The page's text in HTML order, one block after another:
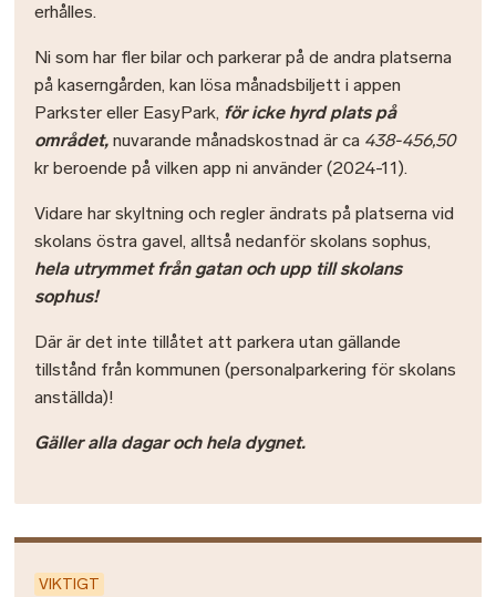
erhålles.
Ni som har fler bilar och parkerar på de andra platserna
på kaserngården, kan lösa månadsbiljett i appen
Parkster eller EasyPark, för icke hyrd plats på
området, nuvarande månadskostnad är ca 438-456,50
kr beroende på vilken app ni använder (2024-11).
Vidare har skyltning och regler ändrats på platserna vid
skolans östra gavel, alltså nedanför skolans sophus,
hela utrymmet från gatan och upp till skolans
sophus!
Där är det inte tillåtet att parkera utan gällande
tillstånd från kommunen (personalparkering för skolans
anställda)!
Gäller alla dagar och hela dygnet.
VIKTIGT